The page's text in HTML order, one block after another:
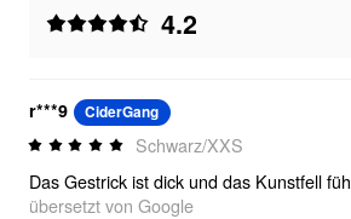
4.2
r***9 CiderGang
Schwarz/XXS
übersetzt von Google